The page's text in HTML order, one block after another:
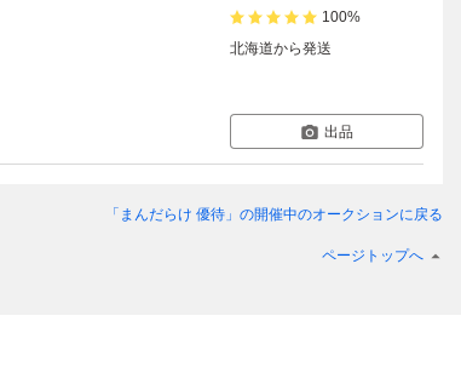
100%
北海道から発送
出品
「まんだらけ 優待」 の開催中のオークションに戻る
ページトップへ